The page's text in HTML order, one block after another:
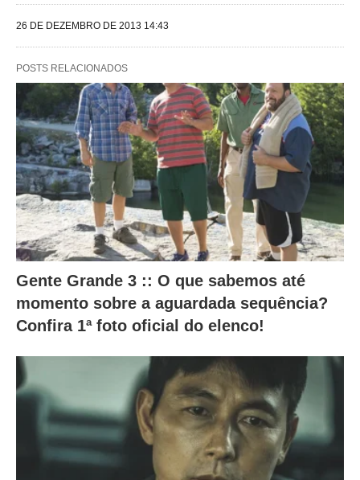
e
u
n
e
s
a
l
e
r
m
o
26 DE DEZEMBRO DE 2013 14:43
POSTS RELACIONADOS
Gente Grande 3 :: O que sabemos até
momento sobre a aguardada sequência?
Confira 1ª foto oficial do elenco!